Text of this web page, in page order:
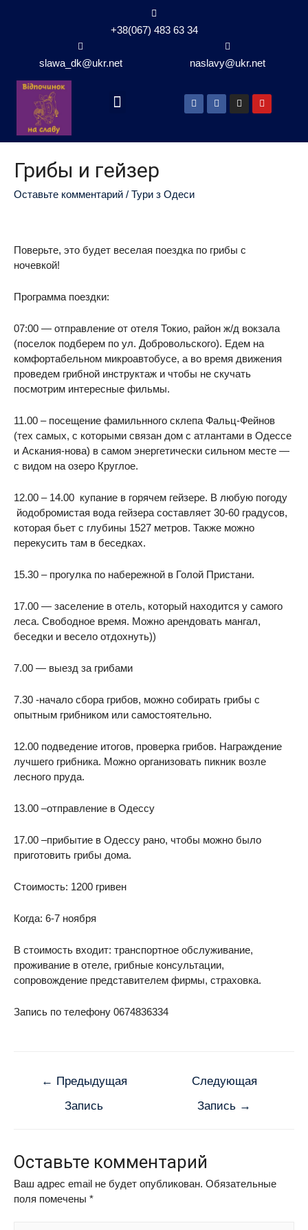
+38(067) 483 63 34
slawa_dk@ukr.net naslavy@ukr.net
Грибы и гейзер
Оставьте комментарий / Тури з Одеси
Поверьте, это будет веселая поездка по грибы с
ночевкой!
Программа поездки:
07:00 — отправление от отеля Токио, район ж/д вокзала
(поселок подберем по ул. Добровольского). Едем на
комфортабельном микроавтобусе, а во время движения
проведем грибной инструктаж и чтобы не скучать
посмотрим интересные фильмы.
11.00 – посещение фамильнного склепа Фальц-Фейнов
(тех самых, с которыми связан дом с атлантами в Одессе
и Аскания-нова) в самом энергетически сильном месте —
с видом на озеро Круглое.
12.00 – 14.00 купание в горячем гейзере. В любую погоду
йодобромистая вода гейзера составляет 30-60 градусов,
которая бьет с глубины 1527 метров. Также можно
перекусить там в беседках.
15.30 – прогулка по набережной в Голой Пристани.
17.00 — заселение в отель, который находится у самого
леса. Свободное время. Можно арендовать мангал,
беседки и весело отдохнуть))
7.00 — выезд за грибами
7.30 -начало сбора грибов, можно собирать грибы с
опытным грибником или самостоятельно.
12.00 подведение итогов, проверка грибов. Награждение
лучшего грибника. Можно организовать пикник возле
лесного пруда.
13.00 –отправление в Одессу
17.00 –прибытие в Одессу рано, чтобы можно было
приготовить грибы дома.
Стоимость: 1200 гривен
Когда: 6-7 ноября
В стоимость входит: транспортное обслуживание,
проживание в отеле, грибные консультации,
сопровождение представителем фирмы, страховка.
Запись по телефону 0674836334
← Предыдущая
Запись
Следующая
Запись →
Оставьте комментарий
Ваш адрес email не будет опубликован. Обязательные
поля помечены *